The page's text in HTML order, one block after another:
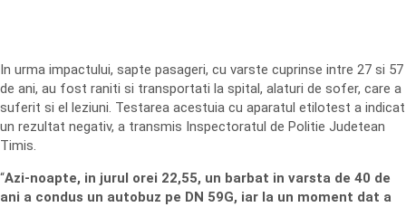
In urma impactului, sapte pasageri, cu varste cuprinse intre 27 si 57
de ani, au fost raniti si transportati la spital, alaturi de sofer, care a
suferit si el leziuni. Testarea acestuia cu aparatul etilotest a indicat
un rezultat negativ, a transmis Inspectoratul de Politie Judetean
Timis.
“Azi-noapte, in jurul orei 22,55, un barbat in varsta de 40 de
ani a condus un autobuz pe DN 59G, iar la un moment dat a